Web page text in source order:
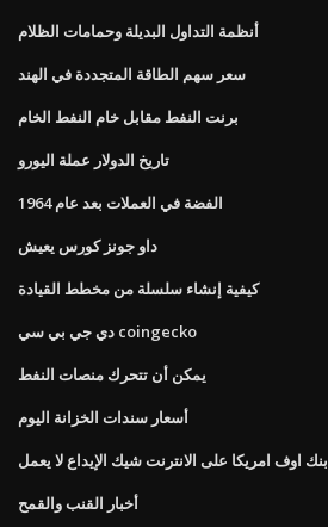
أنظمة التداول البديلة وحمامات الظلام
سعر سهم الطاقة المتجددة في الهند
برنت النفط مقابل خام النفط الخام
تاريخ الدولار عملة اليورو
الفضة في العملات بعد عام 1964
داو جونز كورس يعيش
كيفية إنشاء سلسلة من مخطط القيادة
دي جي بي سي coingecko
يمكن أن تتحرك منصات النفط
أسعار سندات الخزانة اليوم
بنك اوف امريكا على الانترنت شيك الإيداع لا يعمل
أخبار القنب والقمح